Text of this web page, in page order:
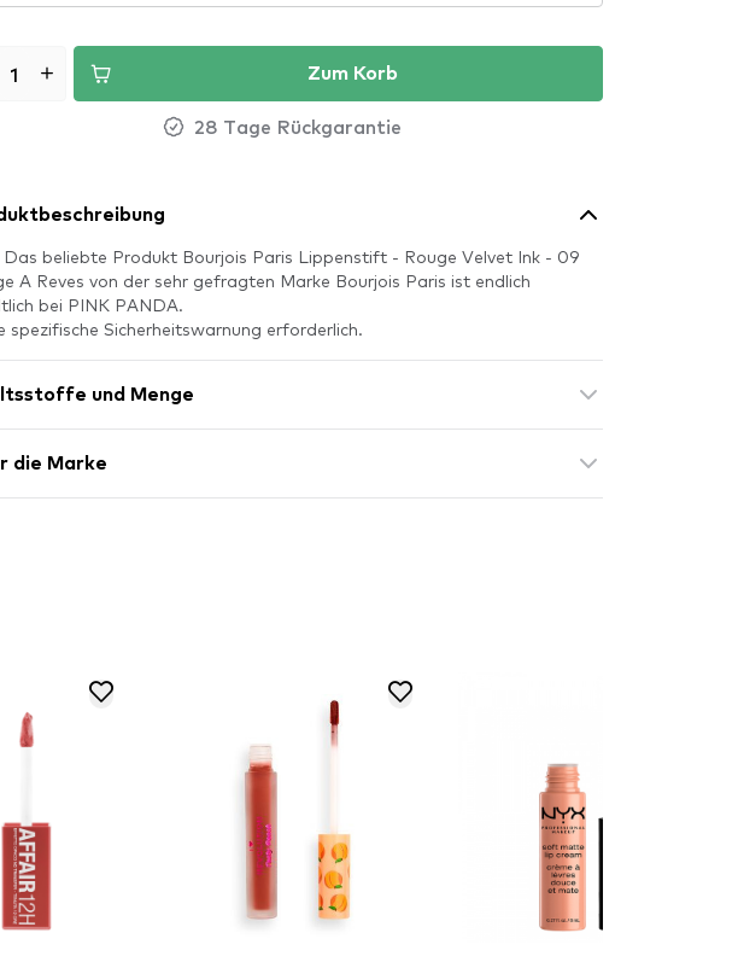
Zum Korb
28 Tage Rückgarantie
Das beliebte Produkt Bourjois Paris Lippenstift - Rouge Velvet Ink - 09
A Reves von der sehr gefragten Marke Bourjois Paris ist endlich
bei PINK PANDA.
spezifische Sicherheitswarnung erforderlich.
und Menge
die Marke